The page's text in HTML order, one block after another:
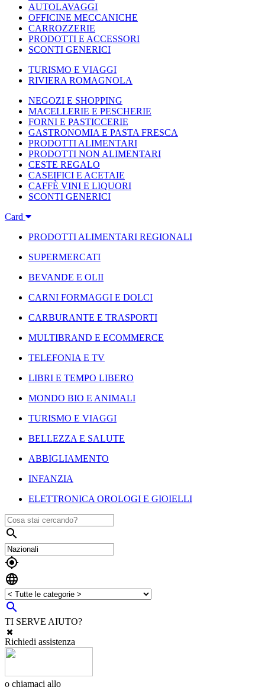
AUTOLAVAGGI
OFFICINE MECCANICHE
CARROZZERIE
PRODOTTI E ACCESSORI
SCONTI GENERICI
TURISMO E VIAGGI
RIVIERA ROMAGNOLA
NEGOZI E SHOPPING
MACELLERIE E PESCHERIE
FORNI E PASTICCERIE
GASTRONOMIA E PASTA FRESCA
PRODOTTI ALIMENTARI
PRODOTTI NON ALIMENTARI
CESTE REGALO
CASEIFICI E ACETAIE
CAFFÈ VINI E LIQUORI
SCONTI GENERICI
Card
PRODOTTI ALIMENTARI REGIONALI
SUPERMERCATI
BEVANDE E OLII
CARNI FORMAGGI E DOLCI
CARBURANTE E TRASPORTI
MULTIBRAND E ECOMMERCE
TELEFONIA E TV
LIBRI E TEMPO LIBERO
MONDO BIO E ANIMALI
TURISMO E VIAGGI
BELLEZZA E SALUTE
ABBIGLIAMENTO
INFANZIA
ELETTRONICA OROLOGI E GIOIELLI




TI SERVE AIUTO?
Richiedi assistenza
o chiamaci allo